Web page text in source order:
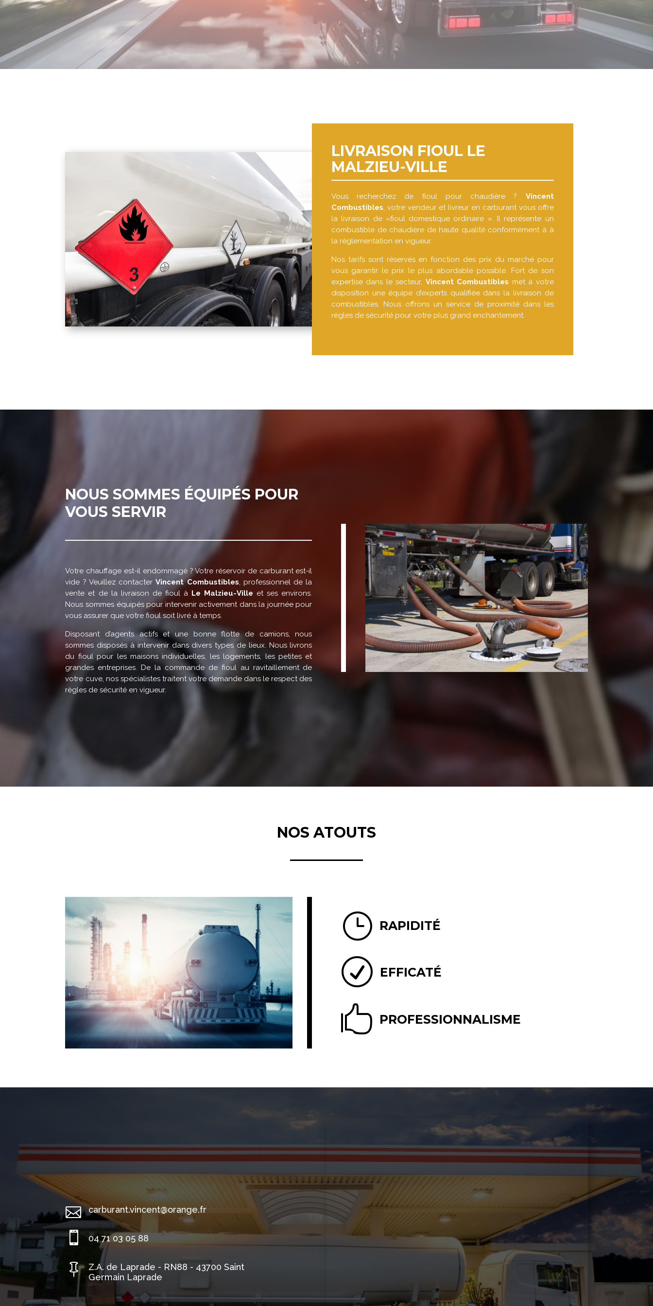
LIVRAISON FIOUL LE
MALZIEU-VILLE
Vous recherchez de fioul pour chaudière ? Vincent
Combustibles, votre vendeur et livreur en carburant vous offre
la livraison de «fioul domestique ordinaire ». Il représente un
combustible de chaudière de haute qualité conformément à à
la réglementation en vigueur.
Nos tarifs sont réservés en fonction des prix du marché pour
vous garantir le prix le plus abordable possible. Fort de son
expertise dans le secteur, Vincent Combustibles met à votre
disposition une équipe d’experts qualifiée dans la livraison de
combustibles. Nous offrons un service de proximité dans les
règles de sécurité pour votre plus grand enchantement.
NOUS SOMMES ÉQUIPÉS POUR
VOUS SERVIR
Votre chauffage est-il endommagé ? Votre réservoir de carburant est-il
vide ? Veuillez contacterVincent Combustibles, professionnel de la
vente et de la livraison de fioul à Le Malzieu-Ville et ses environs.
Nous sommes équipés pour intervenir activement dans la journée pour
vous assurer que votre fioul soit livré à temps.
Disposant d’agents actifs et une bonne flotte de camions, nous
sommes disposés à intervenir dans divers types de lieux. Nous livrons
du fioul pour les maisons individuelles, les logements, les petites et
grandes entreprises. De la commande de fioul au ravitaillement de
votre cuve, nos spécialistes traitent votre demande dans le respect des
règles de sécurité en vigueur.
NOS ATOUTS
} RAPIDITÉ
R EFFICATÉ
 PROFESSIONNALISME
 carburant.vincent@orange.fr
 04 71 03 05 88

Z.A. de Laprade - RN88 - 43700 Saint
Germain Laprade